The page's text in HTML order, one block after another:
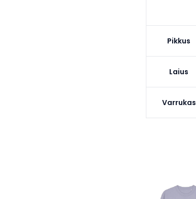
Pikkus
Laius
Varrukas